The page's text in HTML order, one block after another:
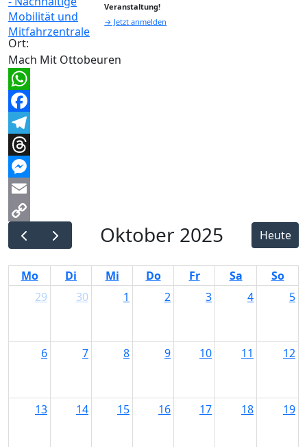
Veranstaltung!
→ Jetzt anmelden
Ort:
Mach Mit Ottobeuren
WhatsApp
Facebook
Telegram
Threads
Messenger
Email
Copy
Oktober 2025 Heute
Mo Di Mi Do Fr Sa
So
29
30 1 2 3 4 5
6 7 8 9 10 11 12
13 14 15 16 17 18 19